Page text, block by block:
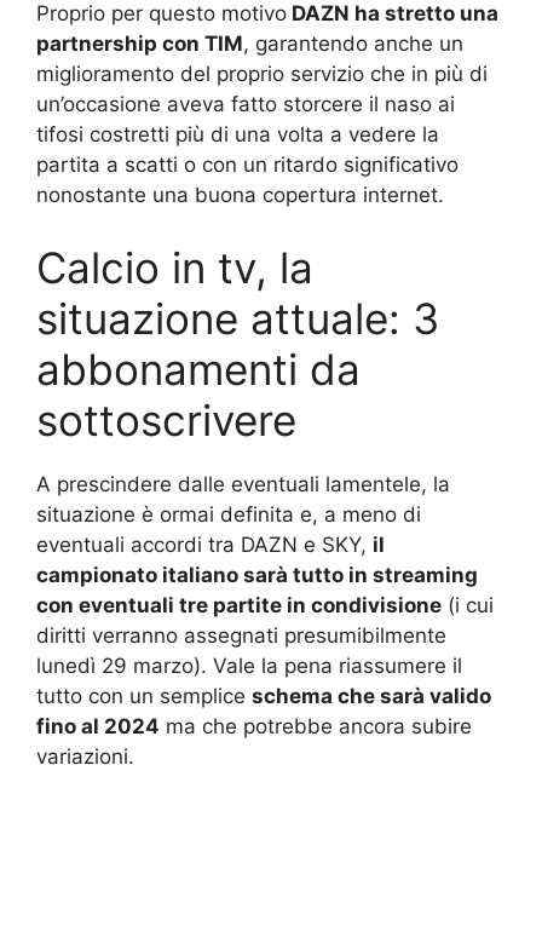
Proprio per questo motivo DAZN ha stretto una
partnership con TIM, garantendo anche un
miglioramento del proprio servizio che in più di
un’occasione aveva fatto storcere il naso ai
tifosi costretti più di una volta a vedere la
partita a scatti o con un ritardo significativo
nonostante una buona copertura internet.
Calcio in tv, la
situazione attuale: 3
abbonamenti da
sottoscrivere
A prescindere dalle eventuali lamentele, la
situazione è ormai definita e, a meno di
eventuali accordi tra DAZN e SKY, il
campionato italiano sarà tutto in streaming
con eventuali tre partite in condivisione (i cui
diritti verranno assegnati presumibilmente
lunedì 29 marzo). Vale la pena riassumere il
tutto con un semplice schema che sarà valido
fino al 2024 ma che potrebbe ancora subire
variazioni.